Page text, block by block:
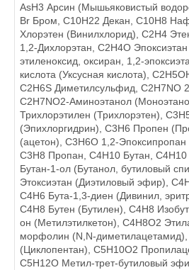
AsH3 Арсин (Мышьяковистый
Br Бром, C10H22 Декан, C10H8
Хлорэтен (Винилхлорид), C2H4
1,2-Дихлорэтан, C2H4O
этиленоксид, оксиран, 1,2-
кислота (Уксусная кислота),
C2H6S Диметилсульфид, C2H7NO
C2H7NO2-Аминоэтанол
Трихлорэтилен (Трихлорэтен),
(Эпихлоргидрин), C3H6 Пропен
(ацетон), C3H6O 1,2-Эпоксипропан
C3H8 Пропан, C4H10 Бутан,
Бутан-1-ол (Бутанол, бутиловый
Этоксиэтан (Диэтиловый эфир),
C4H6 Бута-1,3-диен (Дивинил,
C4H8 Бутен (Бутилен), C4H8
он (Метилэтилкетон), C4H8O2
морфолин (N,N-
(Циклопентан), C5H10O2
C5H12O Метил-трет-бутиловый